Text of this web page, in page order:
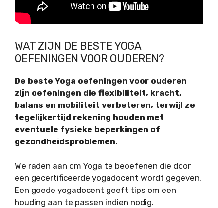
WAT ZIJN DE BESTE YOGA
OEFENINGEN VOOR OUDEREN?
De beste Yoga oefeningen voor ouderen
zijn oefeningen die flexibiliteit, kracht,
balans en mobiliteit verbeteren, terwijl ze
tegelijkertijd rekening houden met
eventuele fysieke beperkingen of
gezondheidsproblemen.
We raden aan om Yoga te beoefenen die door
een gecertificeerde yogadocent wordt gegeven.
Een goede yogadocent geeft tips om een
houding aan te passen indien nodig.